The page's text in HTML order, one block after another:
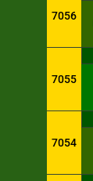
7056
7055
7054